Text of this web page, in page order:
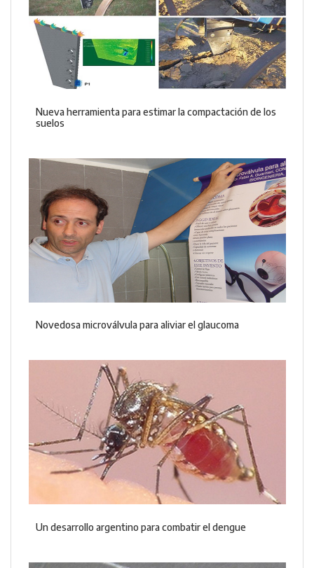
Nueva herramienta para estimar la compactación de los
suelos
Novedosa microválvula para aliviar el glaucoma
Un desarrollo argentino para combatir el dengue